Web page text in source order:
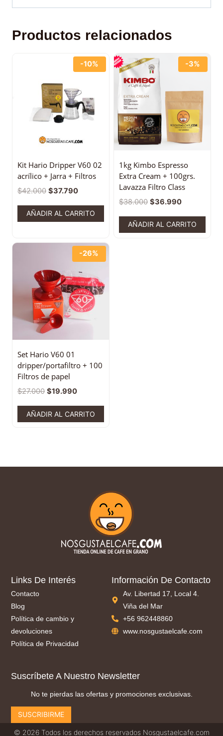
Productos relacionados
-10%
Kit Hario Dripper V60 02
acrílico + Jarra + Filtros
$42.000 $37.790
AÑADIR AL CARRITO
-3%
1kg Kimbo Espresso
Extra Cream + 100grs.
Lavazza Filtro Class
$38.000 $36.990
AÑADIR AL CARRITO
-26%
Set Hario V60 01
dripper/portafiltro + 100
Filtros de papel
$27.000 $19.990
AÑADIR AL CARRITO
Links De Interés
Contacto
Blog
Política de cambio y
devoluciones
Política de Privacidad
Información De Contacto
Av. Libertad 17, Local 4.
Viña del Mar
+56 962448860
www.nosgustaelcafe.com
Suscríbete A Nuestro Newsletter
No te pierdas las ofertas y promociones exclusivas.
SUSCRIBIRME
© 2026 Todos los derechos reservados Nosgustaelcafe.com